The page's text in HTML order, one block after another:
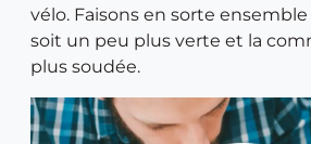
vélo. Faisons en sorte
soit un peu plus verte et la
plus soudée.